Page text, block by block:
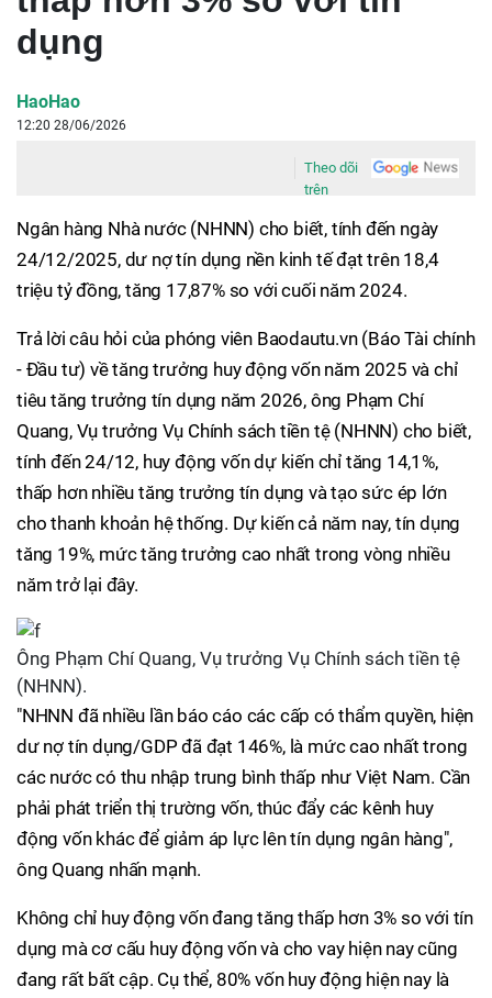
dụng
HaoHao
12:20 28/06/2026
Theo dõi
trên
Ngân hàng Nhà nước (NHNN) cho biết, tính đến ngày
24/12/2025, dư nợ tín dụng nền kinh tế đạt trên 18,4
triệu tỷ đồng, tăng 17,87% so với cuối năm 2024.
Trả lời câu hỏi của phóng viên Baodautu.vn (Báo Tài chính
- Đầu tư) về tăng trưởng huy động vốn năm 2025 và chỉ
tiêu tăng trưởng tín dụng năm 2026, ông Phạm Chí
Quang, Vụ trưởng Vụ Chính sách tiền tệ (NHNN) cho biết,
tính đến 24/12, huy động vốn dự kiến chỉ tăng 14,1%,
thấp hơn nhiều tăng trưởng tín dụng và tạo sức ép lớn
cho thanh khoản hệ thống. Dự kiến cả năm nay, tín dụng
tăng 19%, mức tăng trưởng cao nhất trong vòng nhiều
năm trở lại đây.
Ông Phạm Chí Quang, Vụ trưởng Vụ Chính sách tiền tệ
(NHNN).
"NHNN đã nhiều lần báo cáo các cấp có thẩm quyền, hiện
dư nợ tín dụng/GDP đã đạt 146%, là mức cao nhất trong
các nước có thu nhập trung bình thấp như Việt Nam. Cần
phải phát triển thị trường vốn, thúc đẩy các kênh huy
động vốn khác để giảm áp lực lên tín dụng ngân hàng",
ông Quang nhấn mạnh.
Không chỉ huy động vốn đang tăng thấp hơn 3% so với tín
dụng mà cơ cấu huy động vốn và cho vay hiện nay cũng
đang rất bất cập. Cụ thể, 80% vốn huy động hiện nay là